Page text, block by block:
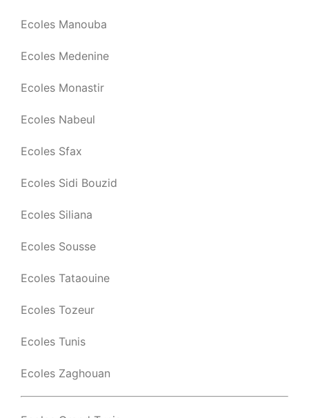
Ecoles Manouba
Ecoles Medenine
Ecoles Monastir
Ecoles Nabeul
Ecoles Sfax
Ecoles Sidi Bouzid
Ecoles Siliana
Ecoles Sousse
Ecoles Tataouine
Ecoles Tozeur
Ecoles Tunis
Ecoles Zaghouan